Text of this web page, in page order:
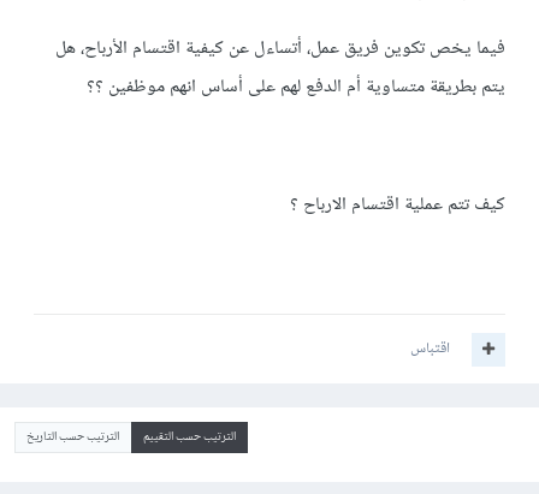
فيما يخص تكوين فريق عمل، أتساءل عن كيفية اقتسام الأرباح، هل
يتم بطريقة متساوية أم الدفع لهم على أساس انهم موظفين ؟؟
كيف تتم عملية اقتسام الارباح ؟
اقتباس
الترتيب حسب التقييم الترتيب حسب التاريخ